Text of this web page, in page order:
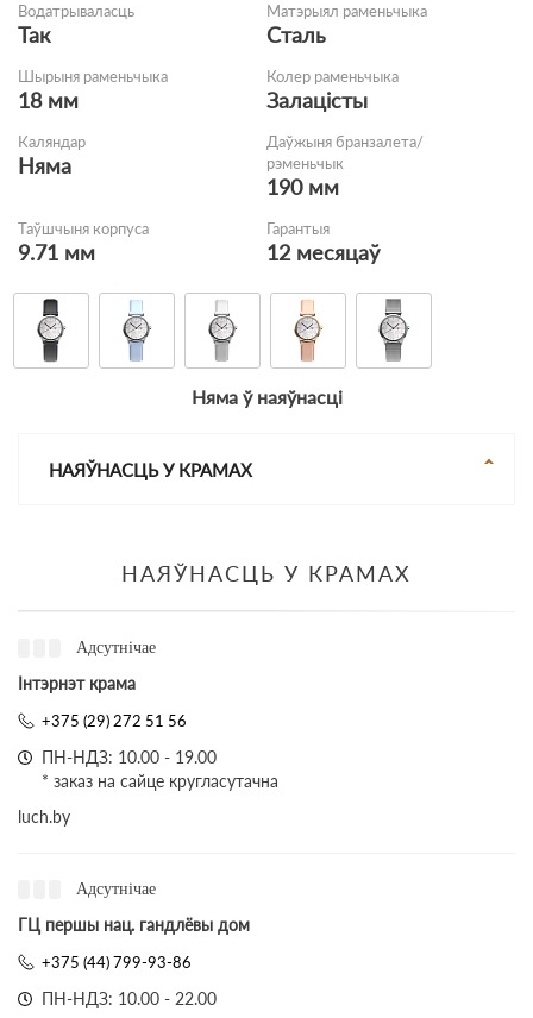
Водатрываласць
Так
Матэрыял раменьчыка
Сталь
Шырыня раменьчыка
18 мм
Колер раменьчыка
Залацісты
Каляндар
Няма
Даўжыня бранзалета/
рэменьчык
190 мм
Таўшчыня корпуса
9.71 мм
Гарантыя
12 месяцаў
Няма ў наяўнасці
НАЯЎНАСЦЬ У КРАМАХ
НАЯЎНАСЦЬ У КРАМАХ
Адсутнічае
Інтэрнэт крама
+375 (29) 272 51 56
ПН-НДЗ: 10.00 - 19.00
* заказ на сайце кругласутачна
luch.by
Адсутнічае
ГЦ першы нац. гандлёвы дом
+375 (44) 799-93-86
ПН-НДЗ: 10.00 - 22.00